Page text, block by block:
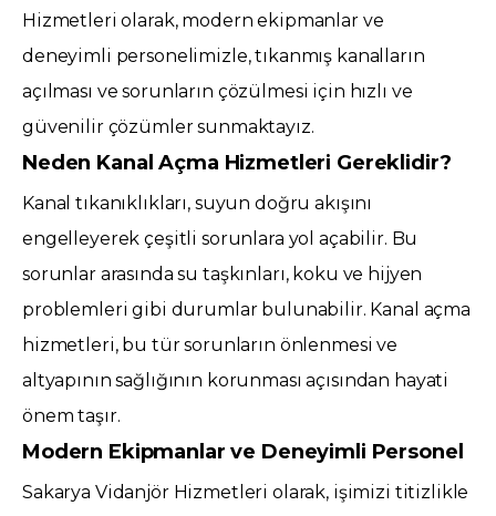
Hizmetleri olarak, modern ekipmanlar ve
deneyimli personelimizle, tıkanmış kanalların
açılması ve sorunların çözülmesi için hızlı ve
güvenilir çözümler sunmaktayız.
Neden Kanal Açma Hizmetleri Gereklidir?
Kanal tıkanıklıkları, suyun doğru akışını
engelleyerek çeşitli sorunlara yol açabilir. Bu
sorunlar arasında su taşkınları, koku ve hijyen
problemleri gibi durumlar bulunabilir. Kanal açma
hizmetleri, bu tür sorunların önlenmesi ve
altyapının sağlığının korunması açısından hayati
önem taşır.
Modern Ekipmanlar ve Deneyimli Personel
Sakarya Vidanjör Hizmetleri olarak, işimizi titizlikle